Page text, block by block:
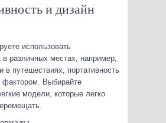
и дизайн
использовать
в различных местах, например,
в путешествиях, портативность
фактором. Выбирайте
модели, которые легко